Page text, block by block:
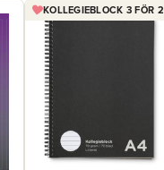
KOLLEGIEBLOCK 3 FÖR 2